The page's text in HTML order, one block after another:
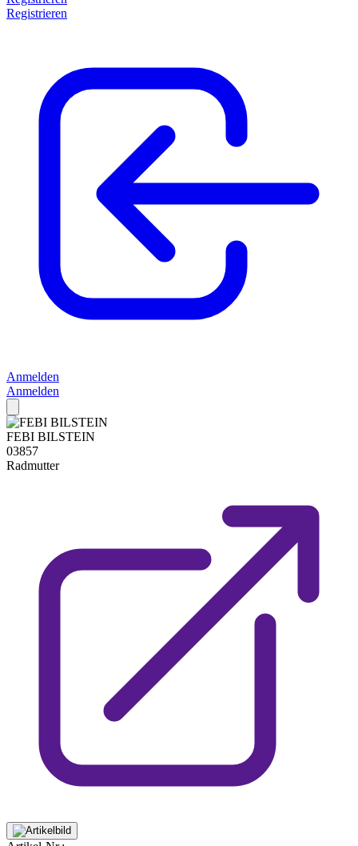
Registrieren
Anmelden
Anmelden
FEBI BILSTEIN
03857
Radmutter